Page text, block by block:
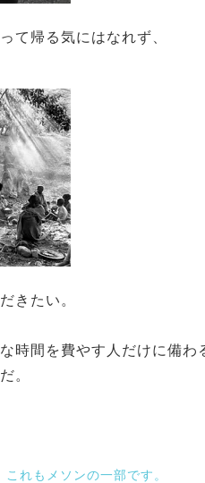
て帰る気にはなれず、
きたい。
時間を費やす人だけに備わ
。
これもメソンの一部です。